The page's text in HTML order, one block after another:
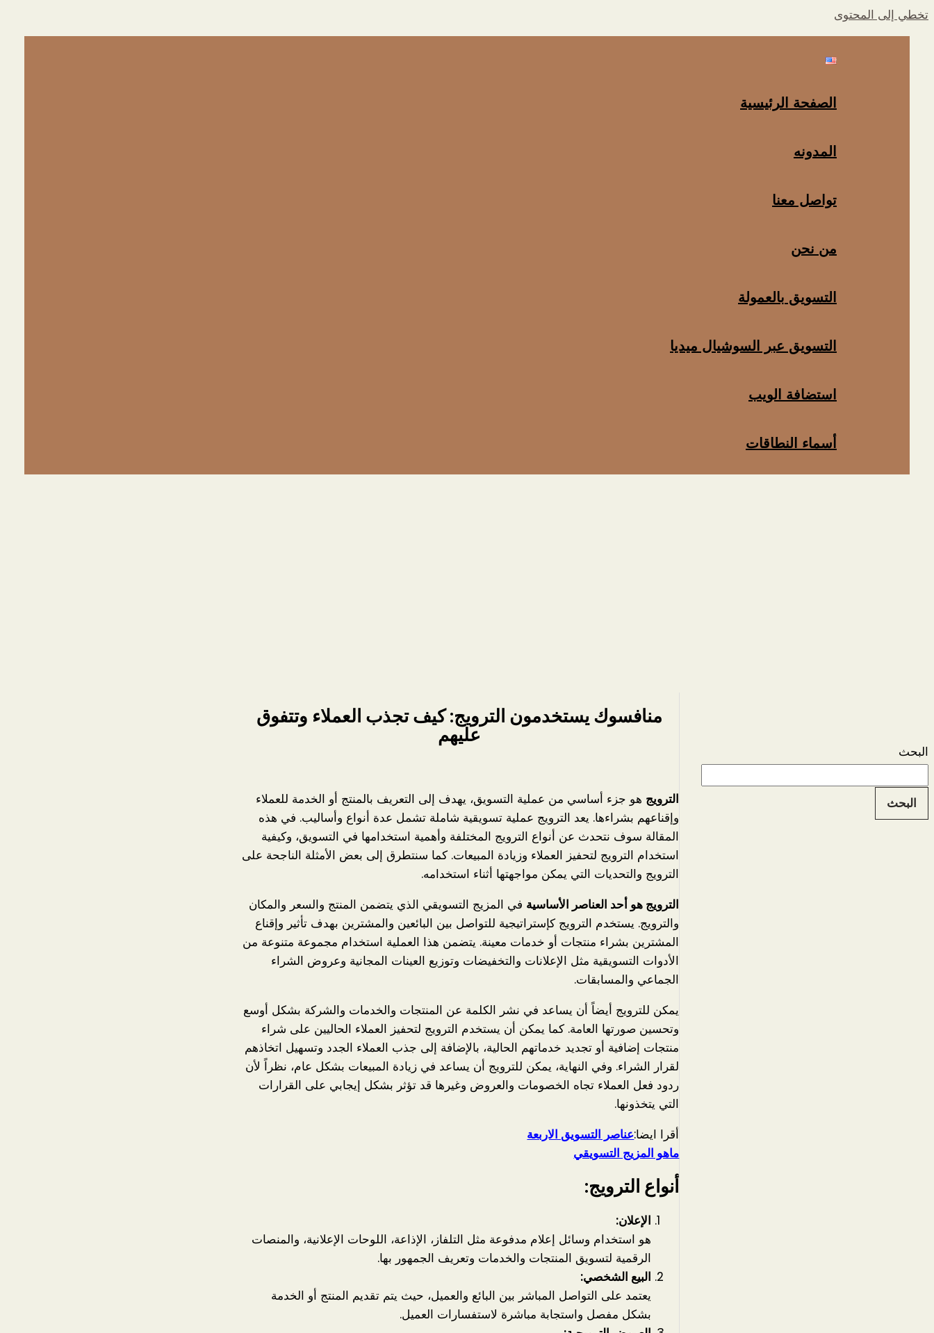
تخطي إلى المحتوى
الصفحة الرئيسية
المدونه
تواصل معنا
من نحن
التسويق بالعمولة
التسويق عبر السوشيال ميديا
استضافة الويب
أسماء النطاقات
البحث
البحث
منافسوك يستخدمون الترويج: كيف تجذب العملاء وتتفوق
عليهم
الترويج هو جزء أساسي من عملية التسويق، يهدف إلى التعريف بالمنتج أو الخدمة للعملاء
وإقناعهم بشراءها. يعد الترويج عملية تسويقية شاملة تشمل عدة أنواع وأساليب. في هذه
المقالة سوف نتحدث عن أنواع الترويج المختلفة وأهمية استخدامها في التسويق، وكيفية
استخدام الترويج لتحفيز العملاء وزيادة المبيعات. كما سنتطرق إلى بعض الأمثلة الناجحة على
الترويج والتحديات التي يمكن مواجهتها أثناء استخدامه.
الترويج هو أحد العناصر الأساسية في المزيج التسويقي الذي يتضمن المنتج والسعر والمكان
والترويج. يستخدم الترويج كإستراتيجية للتواصل بين البائعين والمشترين بهدف تأثير وإقناع
المشترين بشراء منتجات أو خدمات معينة. يتضمن هذا العملية استخدام مجموعة متنوعة من
الأدوات التسويقية مثل الإعلانات والتخفيضات وتوزيع العينات المجانية وعروض الشراء
الجماعي والمسابقات.
يمكن للترويج أيضاً أن يساعد في نشر الكلمة عن المنتجات والخدمات والشركة بشكل أوسع
وتحسين صورتها العامة. كما يمكن أن يستخدم الترويج لتحفيز العملاء الحاليين على شراء
منتجات إضافية أو تجديد خدماتهم الحالية، بالإضافة إلى جذب العملاء الجدد وتسهيل اتخاذهم
لقرار الشراء. وفي النهاية، يمكن للترويج أن يساعد في زيادة المبيعات بشكل عام، نظراً لأن
ردود فعل العملاء تجاه الخصومات والعروض وغيرها قد تؤثر بشكل إيجابي على القرارات
التي يتخذونها.
أقرا ايضا:عناصر التسويق الاربعة
ماهو المزيج التسويقي
أنواع الترويج:
الإعلان:
هو استخدام وسائل إعلام مدفوعة مثل التلفاز، الإذاعة، اللوحات الإعلانية، والمنصات
الرقمية لتسويق المنتجات والخدمات وتعريف الجمهور بها.
البيع الشخصي:
يعتمد على التواصل المباشر بين البائع والعميل، حيث يتم تقديم المنتج أو الخدمة
بشكل مفصل واستجابة مباشرة لاستفسارات العميل.